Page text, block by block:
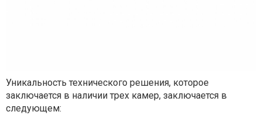
Уникальность технического решения, которое
заключается в наличии трех камер, заключается в
следующем: